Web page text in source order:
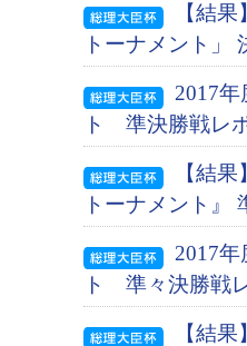
【結
トーナメント」
2017
ト 準決勝戦レ
【結
トーナメント』
2017
ト 準々決勝戦
【結